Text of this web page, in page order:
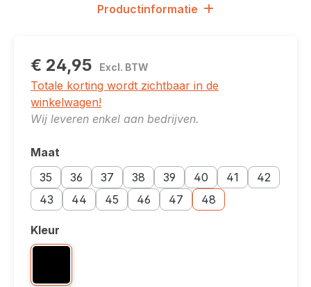
Productinformatie
€ 24,95 Excl. BTW
Totale korting wordt zichtbaar in de
winkelwagen!
Wij leveren enkel aan bedrijven.
Selecteer
Maat
35
Maatoptie: 35
36
Maatoptie: 36
37
Maatoptie: 37
38
Maatoptie: 38
39
Maatoptie: 39
40
Maatoptie: 40
41
Maatoptie: 41
42
Maatoptie:
43
Maatoptie: 43
44
Maatoptie: 44
45
Maatoptie: 45
46
Maatoptie: 46
47
Maatoptie: 47
48
Maatoptie: 48
Selecteer
Kleur
Kleuroptie: BLK - Black